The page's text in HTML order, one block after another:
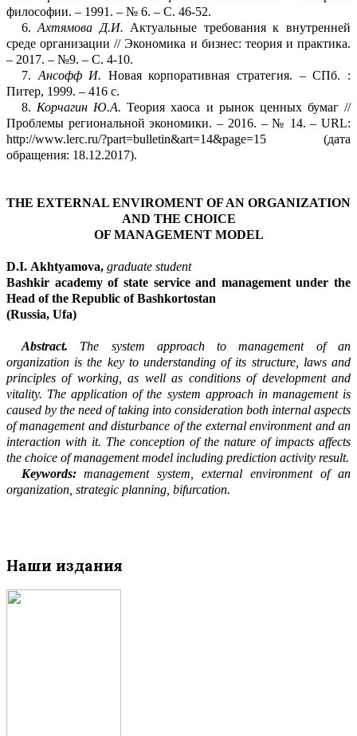
философии. – 1991. – № 6. – С. 46-52.
6. Ахтямова Д.И. Актуальные требования к внутренней
среде организации // Экономика и бизнес: теория и практика.
– 2017. – №9. – С. 4-10.
7. Ансофф И. Новая корпоративная стратегия. – СПб. :
Питер, 1999. – 416 с.
8. Корчагин Ю.А. Теория хаоса и рынок ценных бумаг//
Проблемы региональной экономики. – 2016. –№ 14. – URL:
http://www.lerc.ru/?part=bulletin&art=14&page=15
(дата
обращения: 18.12.2017).
THE EXTERNAL ENVIROMENT OF AN ORGANIZATION
AND THE CHOICE
OF MANAGEMENT MODEL
D.I. Akhtyamova, graduate student
Bashkir academy of state service and management under the
Head of the Republic of Bashkortostan
(Russia, Ufa)
Abstract. The system approach to management of an
organization is the key to understanding of its structure, laws and
principles of working, as well as conditions of development and
vitality. The application of the system approach in management is
caused by the need of taking into consideration both internal aspects
of management and disturbance of the external environment and an
interaction with it. The conception of the nature of impacts affects
the choice of management model including prediction activity result.
Keywords: management system, externalenvironment of an
organization, strategic planning, bifurcation.
Наши издания